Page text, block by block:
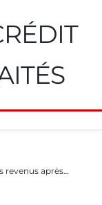
revenus après…